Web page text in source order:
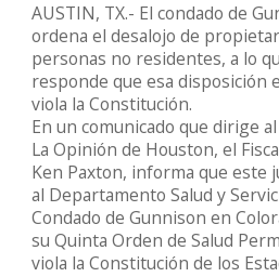
AUSTIN, TX.- El condado de
ordena el desalojo de
personas no residentes, a lo
responde que esa disposición
viola la Constitución.
En un comunicado que dirige
La Opinión de Houston, el
Ken Paxton, informa que este
al Departamento Salud y
Condado de Gunnison en
su Quinta Orden de Salud
viola la Constitución de los